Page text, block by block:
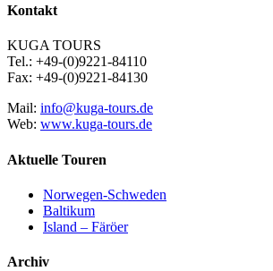
Kontakt
KUGA TOURS
Tel.: +49-(0)9221-84110
Fax: +49-(0)9221-84130
Mail: info@kuga-tours.de
Web: www.kuga-tours.de
Aktuelle Touren
Norwegen-Schweden
Baltikum
Island – Färöer
Archiv